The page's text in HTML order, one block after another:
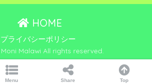
HOME
プライバシーポリシー
Malawi All rights reserved.
Menu Share Top